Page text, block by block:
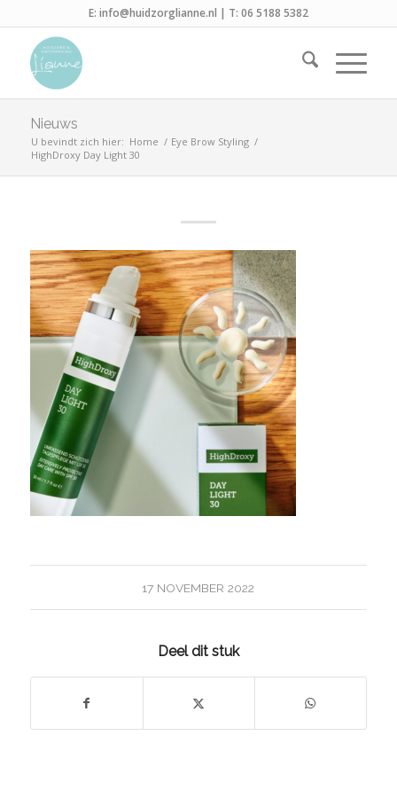
E: info@huidzorglianne.nl | T: 06 5188 5382
Nieuws
U bevindt zich hier: Home / Eye Brow Styling /
HighDroxy Day Light 30
17 NOVEMBER 2022
Deel dit stuk